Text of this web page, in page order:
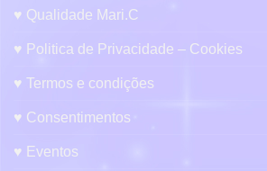
♥ Qualidade Mari.C
♥ Politica de Privacidade – Cookies
♥ Termos e condições
♥ Consentimentos
♥ Eventos